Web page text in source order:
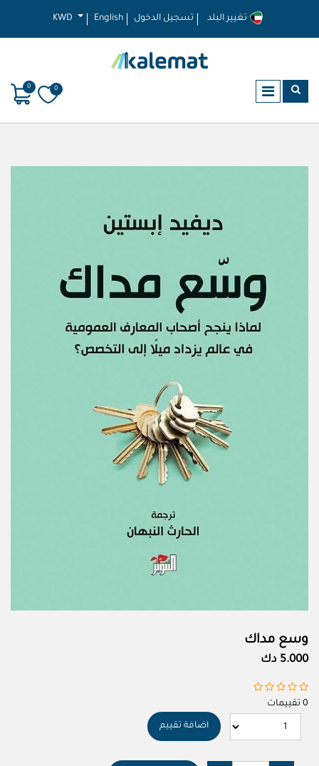
KWD English تسجيل الدخول
0
0
وسع مداك
5.000 دك
0 تقييمات
اضافة تقييم